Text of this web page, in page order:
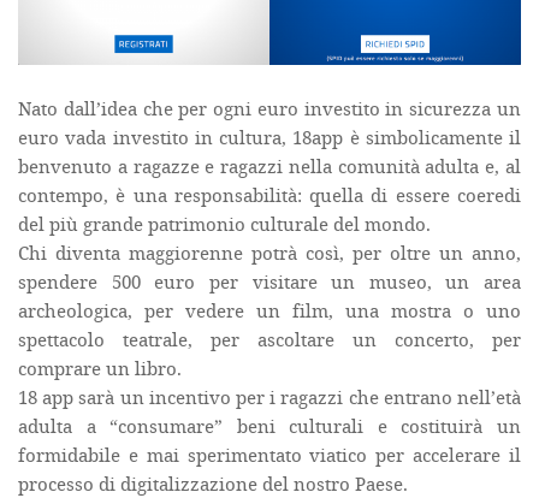
Nato dall’idea che per ogni euro investito in sicurezza un
euro vada investito in cultura, 18app è simbolicamente il
benvenuto a ragazze e ragazzi nella comunità adulta e, al
contempo, è una responsabilità: quella di essere coeredi
del più grande patrimonio culturale del mondo.
Chi diventa maggiorenne potrà così, per oltre un anno,
spendere 500 euro per visitare un museo, un area
archeologica, per vedere un film, una mostra o uno
spettacolo teatrale, per ascoltare un concerto, per
comprare un libro.
18 app sarà un incentivo per i ragazzi che entrano nell’età
adulta a “consumare” beni culturali e costituirà un
formidabile e mai sperimentato viatico per accelerare il
processo di digitalizzazione del nostro Paese.